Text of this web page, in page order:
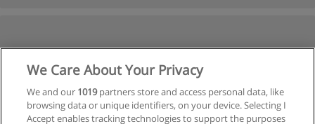
We Care About Your Privacy
We and our 1019partners store and access personal data, like
browsing data or unique identifiers, on your device. Selecting I
Accept enables tracking technologies to support the purposes